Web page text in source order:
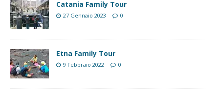
Catania Family Tour
27 Gennaio 2023 0
Etna Family Tour
9 Febbraio 2022 0